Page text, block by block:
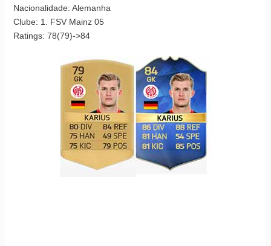
Nacionalidade: Alemanha
Clube: 1. FSV Mainz 05
Ratings: 78(79)->84